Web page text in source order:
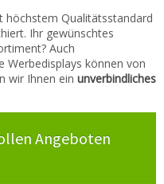
höchstem Qualitätsstandard
Ihr gewünschtes
Auch
Werbedisplays können von
wir Ihnen ein unverbindliches
Angeboten